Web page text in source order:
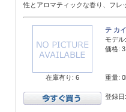
性とアロマティックな香り、フレ
在庫有り: 6
テ カ
モデル:
価格:
重量:
登録